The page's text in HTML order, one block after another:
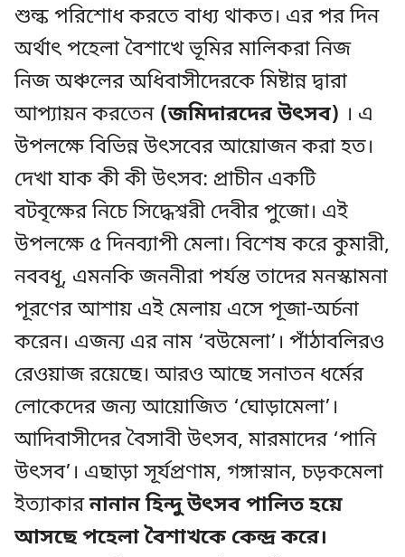
শুল্ক পরিশোধ করতে বাধ্য থাকত। এর পর দিন
অর্থাৎ পহেলা বৈশাখে ভূমির মালিকরা নিজ
নিজ অঞ্চলের অধিবাসীদেরকে মিষ্টান্ন দ্বারা
আপ্যায়ন করতেন (জমিদারদের উৎসব) । এ
উপলক্ষে বিভিন্ন উৎসবের আয়োজন করা হত।
দেখা যাক কী কী উৎসব: প্রাচীন একটি
বটবৃক্ষের নিচে সিদ্ধেশ্বরী দেবীর পুজো। এই
উপলক্ষে ৫ দিনব্যাপী মেলা। বিশেষ করে কুমারী,
নববধূ, এমনকি জননীরা পর্যন্ত তাদের মনস্কামনা
পূরণের আশায় এই মেলায় এসে পূজা-অর্চনা
করেন। এজন্য এর নাম ‘বউমেলা’। পাঁঠাবলিরও
রেওয়াজ রয়েছে। আরও আছে সনাতন ধর্মের
লোকেদের জন্য আয়োজিত ‘ঘোড়ামেলা’।
আদিবাসীদের বৈসাবী উৎসব, মারমাদের ‘পানি
উৎসব’। এছাড়া সূর্যপ্রণাম, গঙ্গাস্নান, চড়কমেলা
ইত্যাকারনানান হিন্দু উৎসব পালিত হয়ে
আসছে পহেলা বৈশাখকে কেন্দ্র করে।